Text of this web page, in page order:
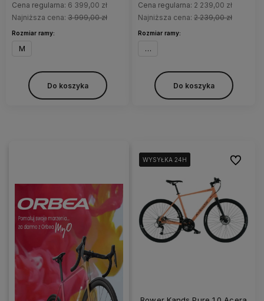
Cena regularna: 6 399,00 zł
Najniższa cena: 3 999,00 zł
Rozmiar ramy:
M
Do koszyka
Cena regularna: 2 239,00 zł
Najniższa cena: 2 239,00 zł
Rozmiar ramy:
52
Do koszyka
WYSYŁKA 24H
WYSYŁKA 24H
WYSYŁKA 24H Do